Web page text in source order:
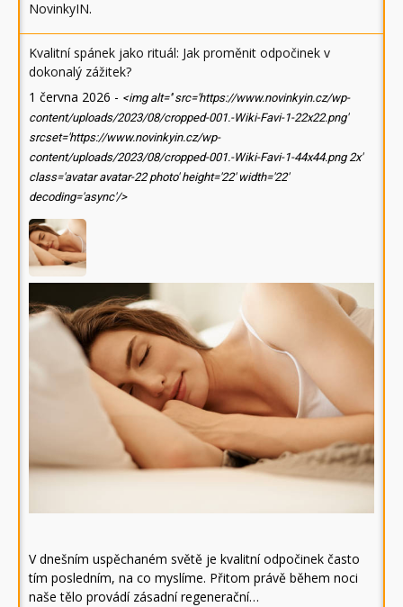
NovinkyIN.
Kvalitní spánek jako rituál: Jak proměnit odpočinek v
dokonalý zážitek?
1 června 2026 - <img alt='' src='https://www.novinkyin.cz/wp-
content/uploads/2023/08/cropped-001.-Wiki-Favi-1-22x22.png'
srcset='https://www.novinkyin.cz/wp-
content/uploads/2023/08/cropped-001.-Wiki-Favi-1-44x44.png 2x'
class='avatar avatar-22 photo' height='22' width='22'
decoding='async'/>
V dnešním uspěchaném světě je kvalitní odpočinek často
tím posledním, na co myslíme. Přitom právě během noci
naše tělo provádí zásadní regenerační…